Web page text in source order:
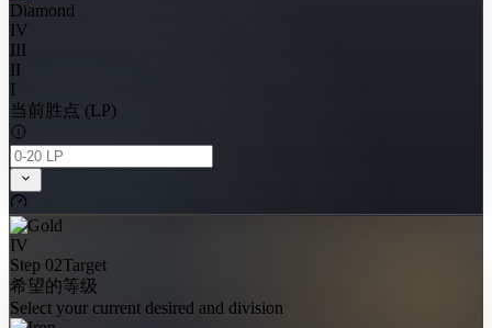
Diamond
IV
III
II
I
当前胜点 (LP)
IV
Step 02Target
希望的等级
Select your current desired and division